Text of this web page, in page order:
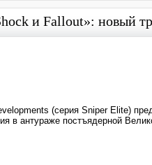
и Fallout»: новый
(серия Sniper Elite)
в антураже постъядерной